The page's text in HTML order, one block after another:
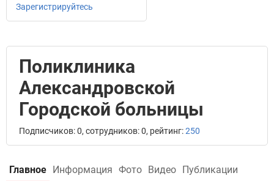
Зарегистрируйтесь
Поликлиника
Александровской
Городской больницы
Подписчиков: 0, сотрудников: 0, рейтинг:250
Главное Информация Фото Видео Публикации